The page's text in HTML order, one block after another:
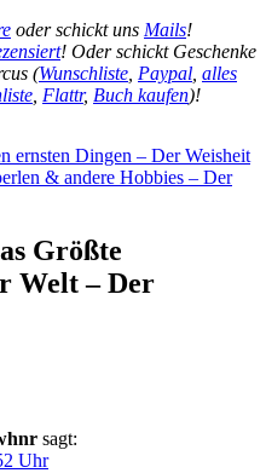
oder schickt uns Mails!
! Oder schickt Geschenke
(Wunschliste Paypal alles
Flattr, Buch kaufen)!
ernsten Dingen – Der Weisheit
& andere Hobbies – Der
Größte
Welt – Der
sagt:
Uhr